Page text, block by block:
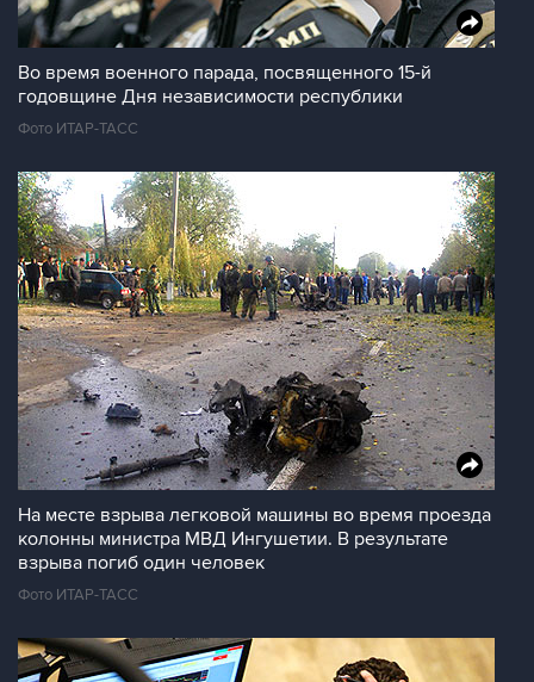
Во время военного парада, посвященного 15-й
годовщине Дня независимости республики
Фото ИТАР-ТАСС
На месте взрыва легковой машины во время проезда
колонны министра МВД Ингушетии. В результате
взрыва погиб один человек
Фото ИТАР-ТАСС